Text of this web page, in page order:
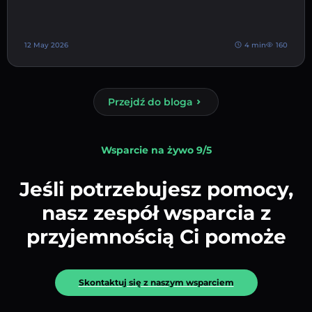
12 May 2026 4 min 160
Przejdź do bloga
Wsparcie na żywo 9/5
Jeśli potrzebujesz pomocy,
nasz zespół wsparcia z
przyjemnością Ci pomoże
Skontaktuj się z naszym wsparciem